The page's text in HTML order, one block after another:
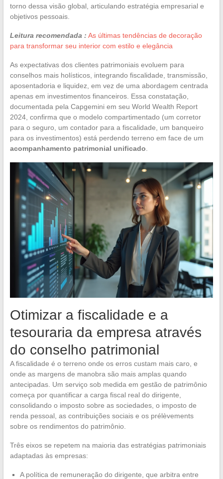
torno dessa visão global, articulando estratégia empresarial e
objetivos pessoais.
Leitura recomendada : As últimas tendências de decoração
para transformar seu interior com estilo e elegância
As expectativas dos clientes patrimoniais evoluem para
conselhos mais holísticos, integrando fiscalidade, transmissão,
aposentadoria e liquidez, em vez de uma abordagem centrada
apenas em investimentos financeiros. Essa constatação,
documentada pela Capgemini em seu World Wealth Report
2024, confirma que o modelo compartimentado (um corretor
para o seguro, um contador para a fiscalidade, um banqueiro
para os investimentos) está perdendo terreno em face de um
acompanhamento patrimonial unificado
Otimizar a fiscalidade e a
tesouraria da empresa através
do conselho patrimonial
A fiscalidade é o terreno onde os erros custam mais caro, e
onde as margens de manobra são mais amplas quando
antecipadas. Um serviço sob medida em gestão de patrimônio
começa por quantificar a carga fiscal real do dirigente,
consolidando o imposto sobre as sociedades, o imposto de
renda pessoal, as contribuições sociais e os prélèvements
sobre os rendimentos do patrimônio.
Três eixos se repetem na maioria das estratégias patrimoniais
adaptadas às empresas:
A política de remuneração do dirigente, que arbitra entre